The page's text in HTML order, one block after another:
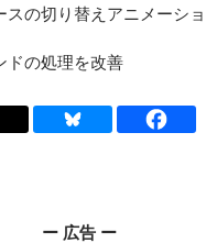
スの切り替えアニメーシ
ドの処理を改善
ー 広告 ー